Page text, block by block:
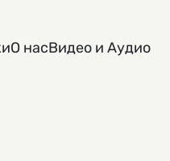
О насВидео и Аудио